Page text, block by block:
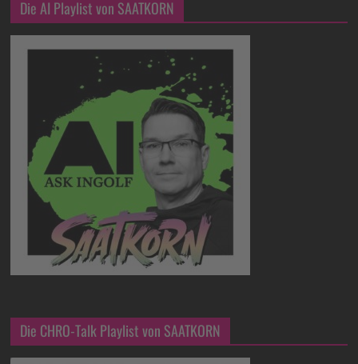
Die AI Playlist von SAATKORN
Die CHRO-Talk Playlist von SAATKORN